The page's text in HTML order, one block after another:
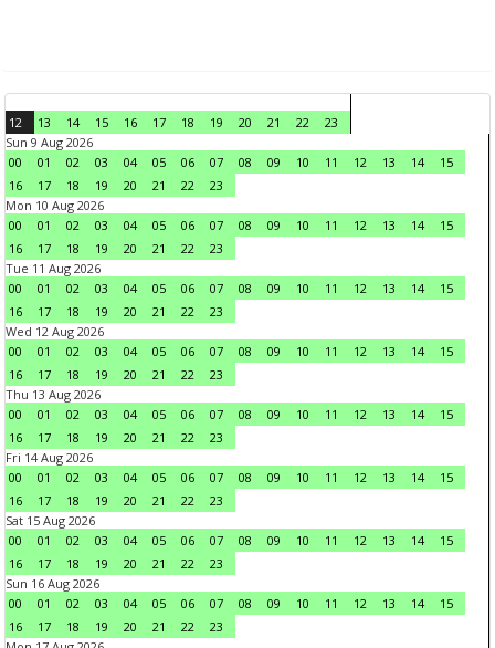
12 13 14 15 16 17 18 19 20 21 22
23
Sun 9 Aug 2026
00
01 02 03 04 05 06 07 08 09 10 11 12 13 14
15
16
17 18 19 20 21 22
23
Mon 10 Aug 2026
00
01 02 03 04 05 06 07 08 09 10 11 12 13 14
15
16
17 18 19 20 21 22
23
Tue 11 Aug 2026
00
01 02 03 04 05 06 07 08 09 10 11 12 13 14
15
16
17 18 19 20 21 22
23
Wed 12 Aug 2026
00
01 02 03 04 05 06 07 08 09 10 11 12 13 14
15
16
17 18 19 20 21 22
23
Thu 13 Aug 2026
00
01 02 03 04 05 06 07 08 09 10 11 12 13 14
15
16
17 18 19 20 21 22
23
Fri 14 Aug 2026
00
01 02 03 04 05 06 07 08 09 10 11 12 13 14
15
16
17 18 19 20 21 22
23
Sat 15 Aug 2026
00
01 02 03 04 05 06 07 08 09 10 11 12 13 14
15
16
17 18 19 20 21 22
23
Sun 16 Aug 2026
00
01 02 03 04 05 06 07 08 09 10 11 12 13 14
15
16
17 18 19 20 21 22
23